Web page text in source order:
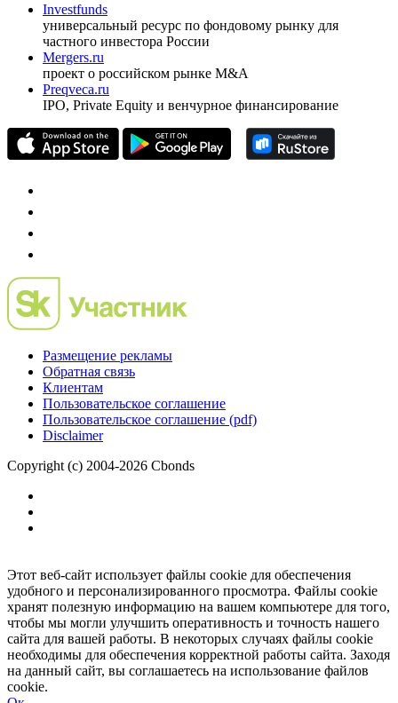
Investfunds
универсальный ресурс по фондовому рынку для
частного инвестора России
Mergers.ru
проект о российском рынке M&A
Preqveca.ru
IPO, Private Equity и венчурное финансирование
Размещение рекламы
Обратная связь
Клиентам
Пользовательское соглашение
Пользовательское соглашение (pdf)
Disclaimer
Copyright (c) 2004-2026 Cbonds
Этот веб-сайт использует файлы cookie для обеспечения
удобного и персонализированного просмотра. Файлы cookie
хранят полезную информацию на вашем компьютере для того,
чтобы мы могли улучшить оперативность и точность нашего
сайта для вашей работы. В некоторых случаях файлы cookie
необходимы для обеспечения корректной работы сайта. Заходя
на данный сайт, вы соглашаетесь на использование файлов
cookie.